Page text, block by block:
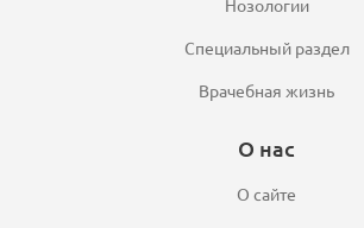
Нозологии
Специальный раздел
Врачебная жизнь
О нас
О сайте